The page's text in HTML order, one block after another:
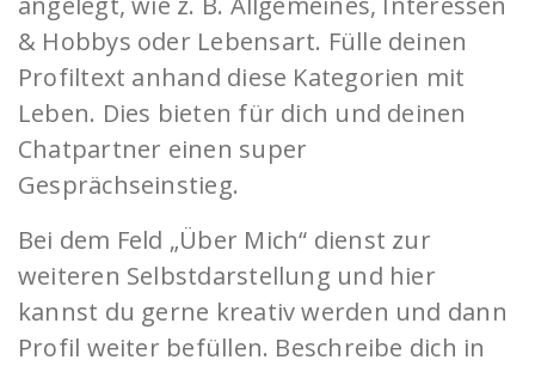
& Hobbys oder Lebensart. Fülle deinen
Profiltext anhand diese Kategorien mit
Leben. Dies bieten für dich und deinen
Chatpartner einen super
Gesprächseinstieg.
Bei dem Feld „Über Mich“ dienst zur
weiteren Selbstdarstellung und hier
kannst du gerne kreativ werden und dann
Profil weiter befüllen. Beschreibe dich in